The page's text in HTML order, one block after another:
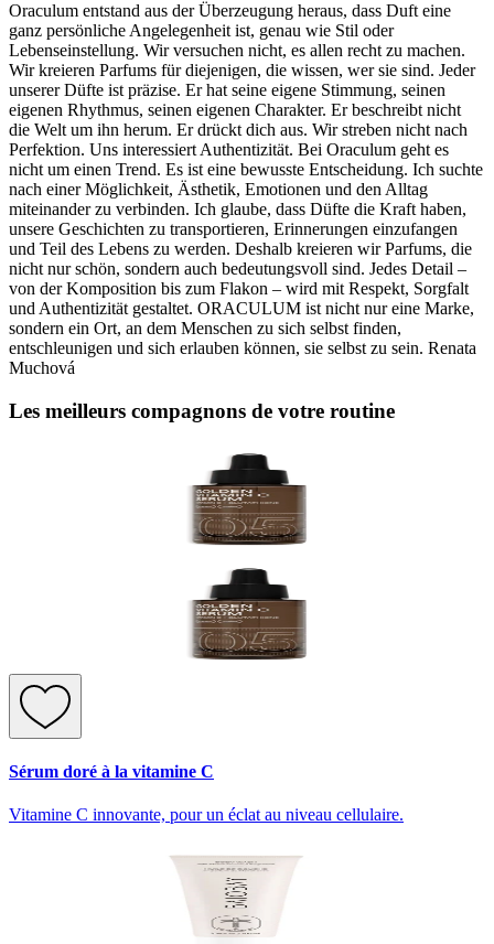
Oraculum entstand aus der Überzeugung heraus, dass Duft eine
ganz persönliche Angelegenheit ist, genau wie Stil oder
Lebenseinstellung. Wir versuchen nicht, es allen recht zu machen.
Wir kreieren Parfums für diejenigen, die wissen, wer sie sind. Jeder
unserer Düfte ist präzise. Er hat seine eigene Stimmung, seinen
eigenen Rhythmus, seinen eigenen Charakter. Er beschreibt nicht
die Welt um ihn herum. Er drückt dich aus. Wir streben nicht nach
Perfektion. Uns interessiert Authentizität. Bei Oraculum geht es
nicht um einen Trend. Es ist eine bewusste Entscheidung. Ich suchte
nach einer Möglichkeit, Ästhetik, Emotionen und den Alltag
miteinander zu verbinden. Ich glaube, dass Düfte die Kraft haben,
unsere Geschichten zu transportieren, Erinnerungen einzufangen
und Teil des Lebens zu werden. Deshalb kreieren wir Parfums, die
nicht nur schön, sondern auch bedeutungsvoll sind. Jedes Detail –
von der Komposition bis zum Flakon – wird mit Respekt, Sorgfalt
und Authentizität gestaltet. ORACULUM ist nicht nur eine Marke,
sondern ein Ort, an dem Menschen zu sich selbst finden,
entschleunigen und sich erlauben können, sie selbst zu sein. Renata
Muchová
Les meilleurs compagnons de votre routine
Sérum doré à la vitamine C
Vitamine C innovante, pour un éclat au niveau cellulaire.